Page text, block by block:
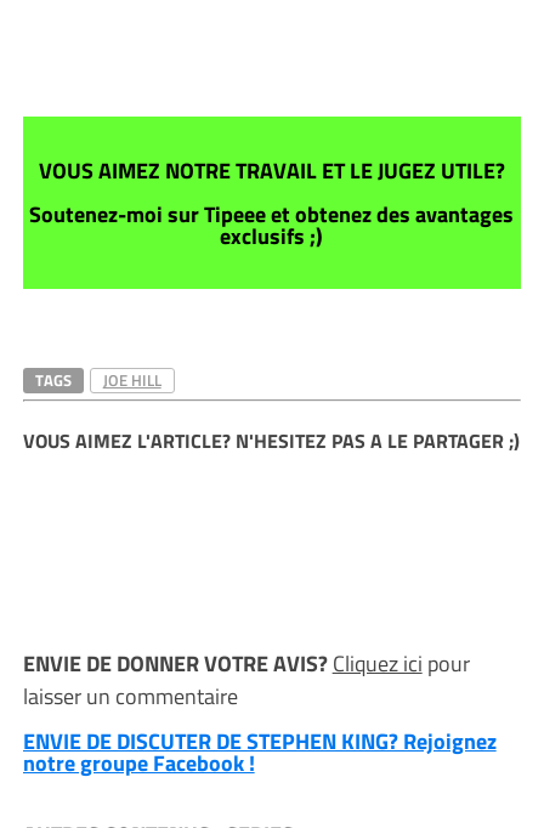
VOUS AIMEZ NOTRE TRAVAIL ET LE JUGEZ UTILE?
Soutenez-moi sur Tipeee et obtenez des avantages
exclusifs ;)
TAGS JOE HILL
VOUS AIMEZ L'ARTICLE? N'HESITEZ PAS A LE PARTAGER ;)
ENVIE DE DONNER VOTRE AVIS?Cliquez ici pour
laisser un commentaire
ENVIE DE DISCUTER DE STEPHEN KING? Rejoignez
notre groupe Facebook !